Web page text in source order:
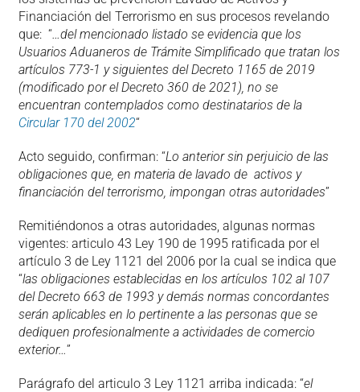
Financiación del Terrorismo en sus procesos revelando
que: “…del mencionado listado se evidencia que los
Usuarios Aduaneros de Trámite Simplificado que tratan los
artículos 773-1 y siguientes del Decreto 1165 de 2019
(modificado por el Decreto 360 de 2021), no se
encuentran contemplados como destinatarios de la
Circular 170 del 2002“
Acto seguido, confirman: “Lo anterior sin perjuicio de las
obligaciones que, en materia de lavado de activos y
financiación del terrorismo, impongan otras autoridades”
Remitiéndonos a otras autoridades, algunas normas
vigentes: articulo 43 Ley 190 de 1995 ratificada por el
artículo 3 de Ley 1121 del 2006 por la cual se indica que
“las obligaciones establecidas en los artículos 102 al 107
del Decreto 663 de 1993 y demás normas concordantes
serán aplicables en lo pertinente a las personas que se
dediquen profesionalmente a actividades de comercio
exterior…”
Parágrafo del articulo 3 Ley 1121 arriba indicada: “el